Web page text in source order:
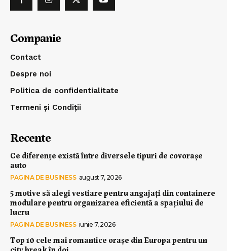
Companie
Contact
Despre noi
Politica de confidentialitate
Termeni și Condiții
Recente
Ce diferențe există între diversele tipuri de covorașe
auto
PAGINA DE BUSINESS august 7, 2026
5 motive să alegi vestiare pentru angajați din containere
modulare pentru organizarea eficientă a spațiului de
lucru
PAGINA DE BUSINESS iunie 7, 2026
Top 10 cele mai romantice orașe din Europa pentru un